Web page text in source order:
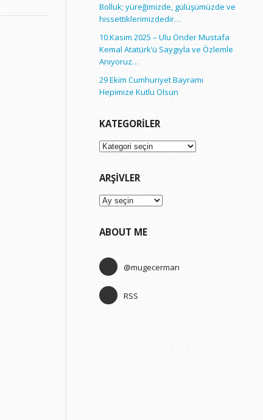
Bolluk; yüreğimizde, gülüşümüzde ve
hissettiklerimizdedir…
10 Kasım 2025 – Ulu Önder Mustafa
Kemal Atatürk’ü Saygıyla ve Özlemle
Anıyoruz…
29 Ekim Cumhuriyet Bayramı
Hepimize Kutlu Olsun
KATEGORILER
Kategoriler
ARŞIVLER
Arşivler
ABOUT ME
@mugecerman
RSS